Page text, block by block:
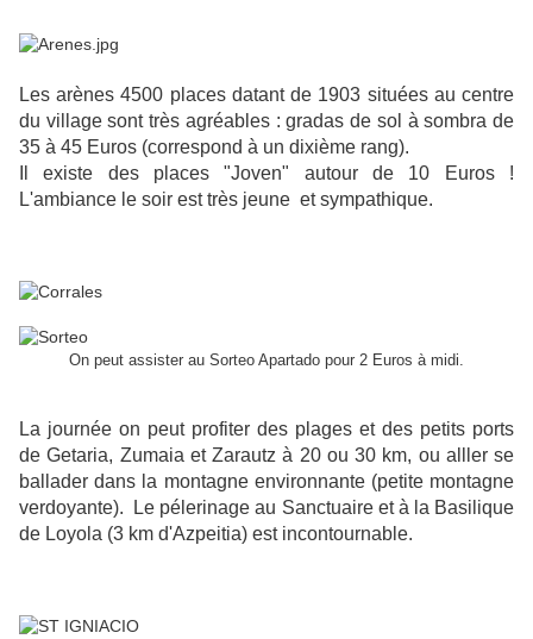
Les arènes 4500 places datant de 1903 situées au centre
du village sont très agréables : gradas de sol à sombra de
35 à 45 Euros (correspond à un dixième rang).
Il existe des places "Joven" autour de 10 Euros !
L'ambiance le soir est très jeune et sympathique.
On peut assister au Sorteo Apartado pour 2 Euros à midi.
La journée on peut profiter des plages et des petits ports
de Getaria, Zumaia et Zarautz à 20 ou 30 km, ou alller se
ballader dans la montagne environnante (petite montagne
verdoyante).
Le pélerinage au Sanctuaire et à la Basilique
de Loyola (3 km d'Azpeitia) est incontournable.